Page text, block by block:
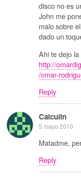
disco no es
John me
malo sobre
dado un
Ahi te dejo la
http://
/omar-
Reply
Calculin
5 mayo 2010
Matadme,
Reply